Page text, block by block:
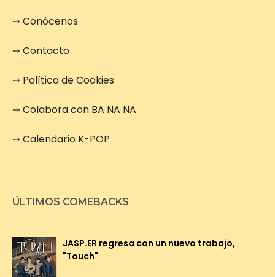
➙Conócenos
➙Contacto
➙ Política de Cookies
➙Colabora con BA NA NA
➙Calendario K-POP
ÚLTIMOS COMEBACKS
JASP.ER regresa con un nuevo trabajo,
"Touch"